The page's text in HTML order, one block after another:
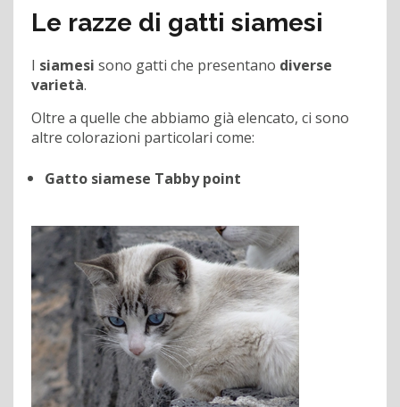
Le razze di gatti siamesi
I siamesi sono gatti che presentano diverse
varietà.
Oltre a quelle che abbiamo già elencato, ci sono
altre colorazioni particolari come:
Gatto siamese Tabby point